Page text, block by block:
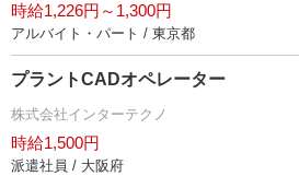
時給1,226円～1,300円
アルバイト・パート / 東京都
プラントCADオペレーター
株式会社インターテクノ
時給1,500円
派遣社員 / 大阪府